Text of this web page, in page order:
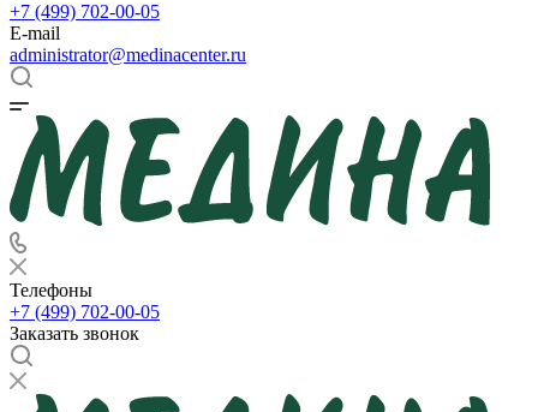
+7 (499) 702-00-05
E-mail
administrator@medinacenter.ru
Телефоны
+7 (499) 702-00-05
Заказать звонок